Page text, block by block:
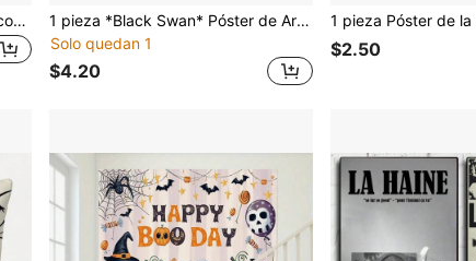
1 PIEZA Funda de cojín de sofá con estilo vintage de cerveza - Impresión decorativa de un solo lado, con cremallera invisible (lavable a máquina) - Ideal para la decoración del hogar en salas de estar, dormitorios y exteriores - Adecuado para todas las estaciones (no incluye el inserto del cojín)
1 pieza *Black Swan* Póster de Arte de Pared de Película - Decoración de Pared Moderna con Estilo Minimalista; Adecuado para Cafeterías, Oficinas, Bares o Espacios del Hogar como Salas de Estar y Dormitorios. Sin Marco.
Solo quedan 1
$4.20
$2.50